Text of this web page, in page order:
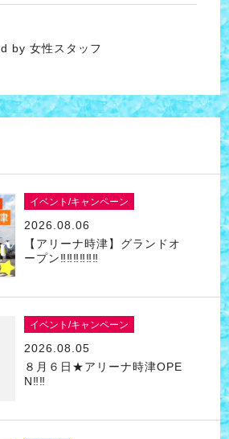
フ
by 女性スタッフ
イベント/キャンペーン
2026.08.06
【アリーナ時津】グランドオ
ープン‼‼‼‼‼‼
イベント/キャンペーン
2026.08.05
８月６日★アリーナ時津OPE
N‼‼